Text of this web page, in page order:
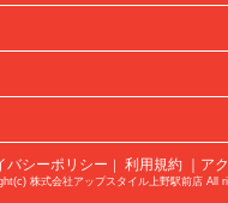
バシーポリシー ｜ 利用規約 ｜ア
株式会社アップスタイル上野駅前店 All